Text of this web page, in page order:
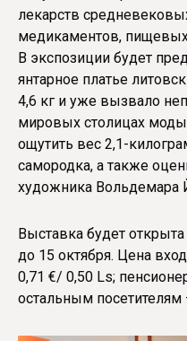
лекарств
медикаментов,
В экспозиции будет
янтарное платье
4,6 кг и уже вызвало
мировых столицах
ощутить вес 2,1-
самородка, а также
художника Вольдемара
Выставка будет
до 15 октября. Цена
0,71 €/ 0,50 Ls;
остальным посетителям